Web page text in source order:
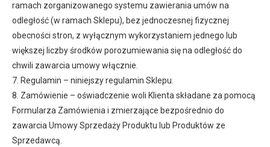
ramach zorganizowanego systemu zawierania umów na
odległość (w ramach Sklepu), bez jednoczesnej fizycznej
obecności stron, z wyłącznym wykorzystaniem jednego lub
większej liczby środków porozumiewania się na odległość do
chwili zawarcia umowy włącznie.
7. Regulamin – niniejszy regulamin Sklepu.
8. Zamówienie – oświadczenie woli Klienta składane za pomocą
Formularza Zamówienia i zmierzające bezpośrednio do
zawarcia Umowy Sprzedaży Produktu lub Produktów ze
Sprzedawcą.